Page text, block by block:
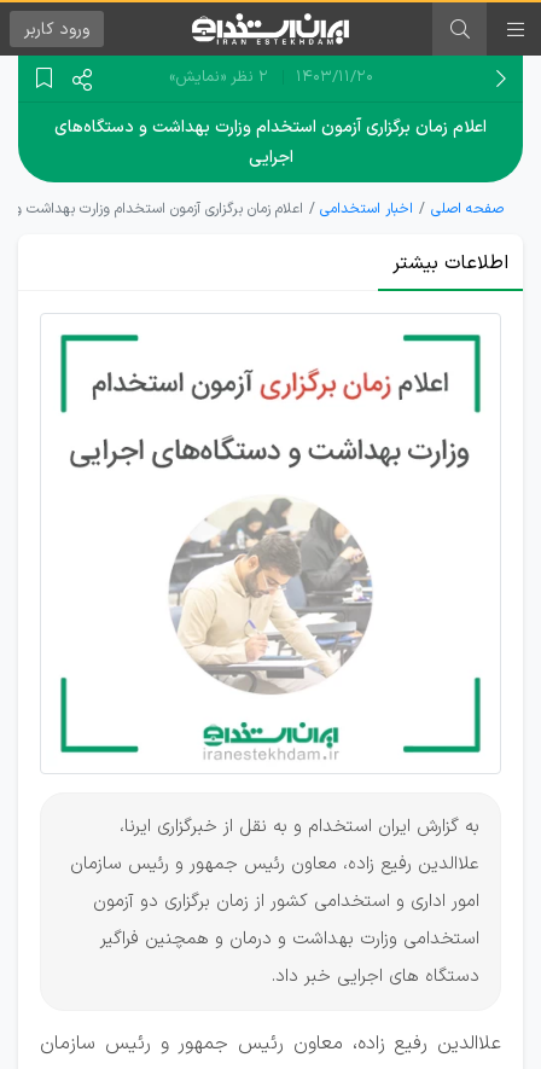
ورود کاربر
۱۴۰۳/۱۱/۲۰ 2 نظر «نمایش»
اعلام زمان برگزاری آزمون استخدام وزارت بهداشت و دستگاه‌های
اجرایی
صفحه اصلی اخبار استخدامی اعلام زمان برگزاری آزمون استخدام وزارت بهداشت و
اطلاعات بیشتر
برگزاری دو
آزمون
استخدامی
بزرگ؛ در
به گزارش ایران استخدام و به نقل از خبرگزاری ایرنا،
علاالدین رفیع زاده، معاون رئیس جمهور و رئیس سازمان
امور اداری و استخدامی کشور از زمان برگزاری دو آزمون
استخدامی وزارت بهداشت و درمان و همچنین فراگیر
دستگاه های اجرایی خبر داد.
علاالدین رفیع زاده، معاون رئیس جمهور و رئیس سازمان